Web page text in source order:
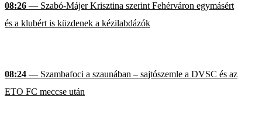
08:26 — Szabó-Májer Krisztina szerint Fehérváron egymásért
és a klubért is küzdenek a kézilabdázók
08:24 — Szambafoci a szaunában – sajtószemle a DVSC és az
ETO FC meccse után